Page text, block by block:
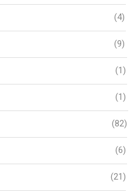
(4)
(9)
(1)
(1)
(82)
(6)
(21)